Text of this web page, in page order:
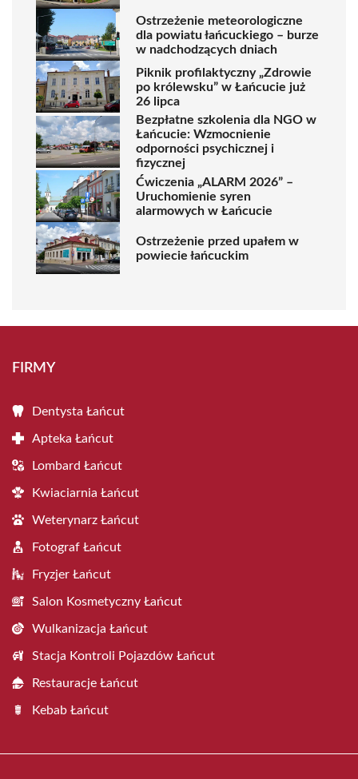
Ostrzeżenie meteorologiczne
dla powiatu łańcuckiego – burze
w nadchodzących dniach
Piknik profilaktyczny „Zdrowie
po królewsku” w Łańcucie już
26 lipca
Bezpłatne szkolenia dla NGO w
Łańcucie: Wzmocnienie
odporności psychicznej i
fizycznej
Ćwiczenia „ALARM 2026” –
Uruchomienie syren
alarmowych w Łańcucie
Ostrzeżenie przed upałem w
powiecie łańcuckim
FIRMY
Dentysta Łańcut
Apteka Łańcut
Lombard Łańcut
Kwiaciarnia Łańcut
Weterynarz Łańcut
Fotograf Łańcut
Fryzjer Łańcut
Salon Kosmetyczny Łańcut
Wulkanizacja Łańcut
Stacja Kontroli Pojazdów Łańcut
Restauracje Łańcut
Kebab Łańcut